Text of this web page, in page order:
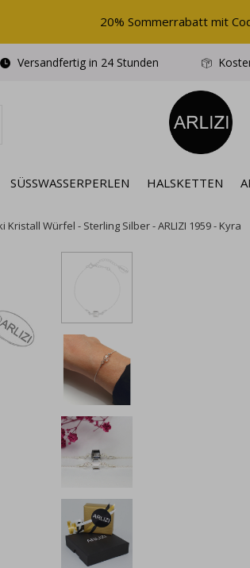
SÜSSWASSERPERLEN HALSKETTEN
Versandfertig in 24 Stunden
20% Sommerrabatt mit
Würfel - Sterling Silber - ARLIZI 1959 - Kyra